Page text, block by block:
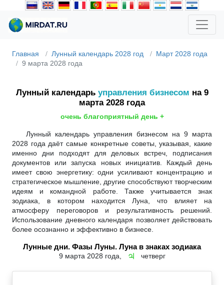
Главная Лунный календарь 2028 год
Март 2028 года
9 марта 2028 года
Лунный календарь управления бизнесом на 9
марта 2028 года
очень благоприятный день +
Лунный календарь управления бизнесом на 9 марта
2028 года даёт самые конкретные советы, указывая, какие
именно дни подходят для деловых встреч, подписания
документов или запуска новых инициатив. Каждый день
имеет свою энергетику: одни усиливают концентрацию и
стратегическое мышление, другие способствуют творческим
идеям и командной работе. Также учитывается знак
зодиака, в котором находится Луна, что влияет на
атмосферу переговоров и результативность решений.
Использование дневного календаря позволяет действовать
более осознанно и эффективно в бизнесе.
Лунные дни. Фазы Луны. Луна в знаках зодиака
9 марта 2028 года, ♃ четверг